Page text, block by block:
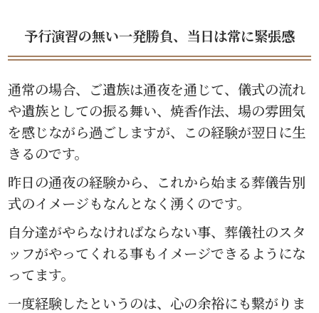
予行演習の無い一発勝負、当日は常に緊張感
通常の場合、ご遺族は通夜を通じて、儀式の流れ
や遺族としての振る舞い、焼香作法、場の雰囲気
を感じながら過ごしますが、この経験が翌日に生
きるのです。
昨日の通夜の経験から、これから始まる葬儀告別
式のイメージもなんとなく湧くのです。
自分達がやらなければならない事、葬儀社のスタ
ッフがやってくれる事もイメージできるようにな
ってます。
一度経験したというのは、心の余裕にも繋がりま